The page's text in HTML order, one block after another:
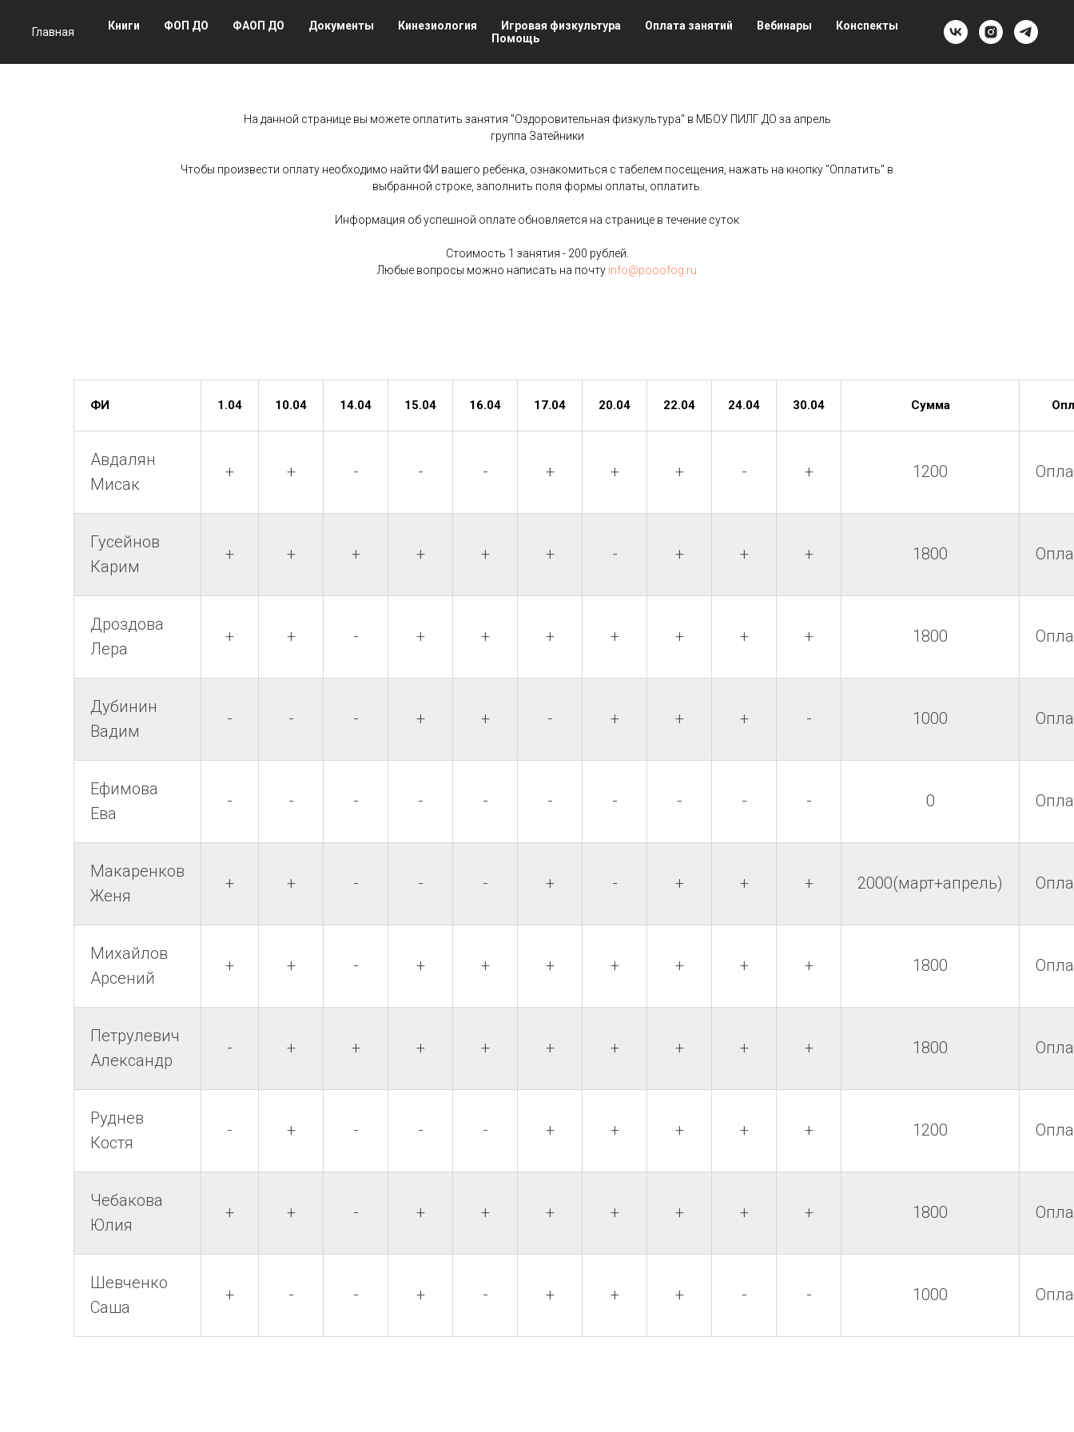
Главная Книги ФОП ДО ФАОП ДО Документы Кинезиология Игровая физкультура Оплата занятий Вебинары
Конспекты
Помощь
На данной странице вы можете оплатить занятия "Оздоровительная физкультура" в МБОУ ПИЛГ ДО за апрель
группа Затейники
Чтобы произвести оплату необходимо найти ФИ вашего ребёнка, ознакомиться с табелем посещения, нажать на кнопку "Оплатить" в
выбранной строке, заполнить поля формы оплаты, оплатить.
Информация об успешной оплате обновляется на странице в течение суток
Стоимость 1 занятия - 200 рублей.
Любые вопросы можно написать на почту info@pooofog.ru
ФИ 1.04 10.04 14.04 15.04 16.04 17.04 20.04 22.04 24.04 30.04 Сумма
Авдалян
Мисак
+ + - - - + + + - + 1200
Гусейнов
Карим
+ + + + + + - + + + 1800
Дроздова
Лера
+ + - + + + + + + + 1800
Дубинин
Вадим
- - - + + - + + + - 1000
Ефимова
Ева
- - - - - - - - - - 0
Макаренков
Женя
+ + - - - + - + + + 2000(март+апрель)
Михайлов
Арсений
+ + - + + + + + + + 1800
Петрулевич
Александр
- + + + + + + + + + 1800
Руднев
Костя
- + - - - + + + + + 1200
Чебакова
Юлия
+ + - + + + + + + + 1800
Шевченко
Саша
+ - - + - + + + - - 1000